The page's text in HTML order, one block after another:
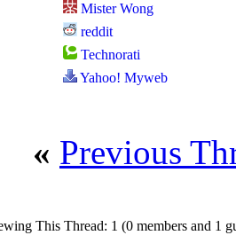
Mister Wong
reddit
Technorati
Yahoo! Myweb
« Previous
This Thread: 1 (0 members and 1